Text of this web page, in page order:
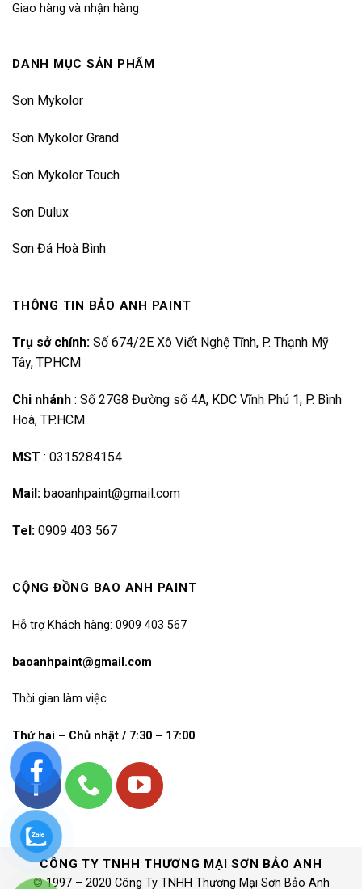
Giao hàng và nhận hàng
DANH MỤC SẢN PHẨM
Sơn Mykolor
Sơn Mykolor Grand
Sơn Mykolor Touch
Sơn Dulux
Sơn Đá Hoà Bình
THÔNG TIN BẢO ANH PAINT
Trụ sở chính: Số 674/2E Xô Viết Nghệ Tĩnh, P. Thạnh Mỹ
Tây, TPHCM
Chi nhánh : Số 27G8 Đường số 4A, KDC Vĩnh Phú 1, P. Bình
Hoà, TP.HCM
MST : 0315284154
Mail: baoanhpaint@gmail.com
Tel: 0909 403 567
CỘNG ĐỒNG BAO ANH PAINT
Hỗ trợ Khách hàng: 0909 403 567
baoanhpaint@gmail.com
Thời gian làm việc
Thứ hai – Chủ nhật / 7:30 – 17:00
CÔNG TY TNHH THƯƠNG MẠI SƠN BẢO ANH
© 1997 – 2020 Công Ty TNHH Thương Mại Sơn Bảo Anh